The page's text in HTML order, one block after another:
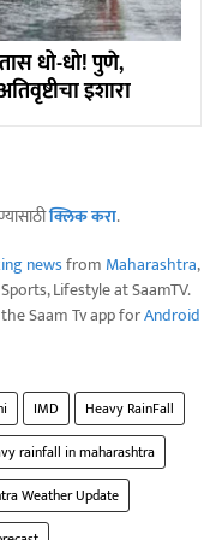
धो-धो! पुणे,
इशारा
क्लिक करा.
newsfrom Maharashtra,
Lifestyle at SaamTV.
Saam Tv app forAndroid
IMD
Heavy RainFall
rainfall in maharashtra
Weather Update